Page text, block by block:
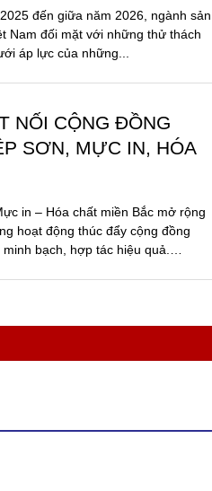
đến giữa năm 2026, ngành sản
Nam đối mặt với những thử thách
áp lực của những...
NỐI CỘNG ĐỒNG
SƠN, MỰC IN, HÓA
in – Hóa chất miền Bắc mở rộng
hoạt động thúc đẩy cộng đồng
bạch, hợp tác hiệu quả.